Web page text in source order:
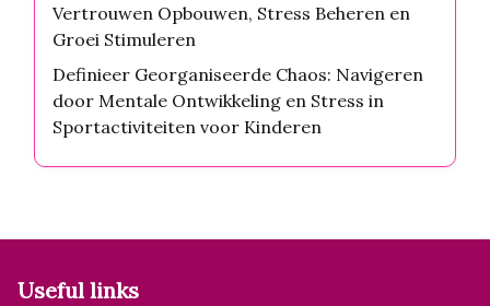
Vertrouwen Opbouwen, Stress Beheren en
Groei Stimuleren
Definieer Georganiseerde Chaos: Navigeren
door Mentale Ontwikkeling en Stress in
Sportactiviteiten voor Kinderen
Useful links